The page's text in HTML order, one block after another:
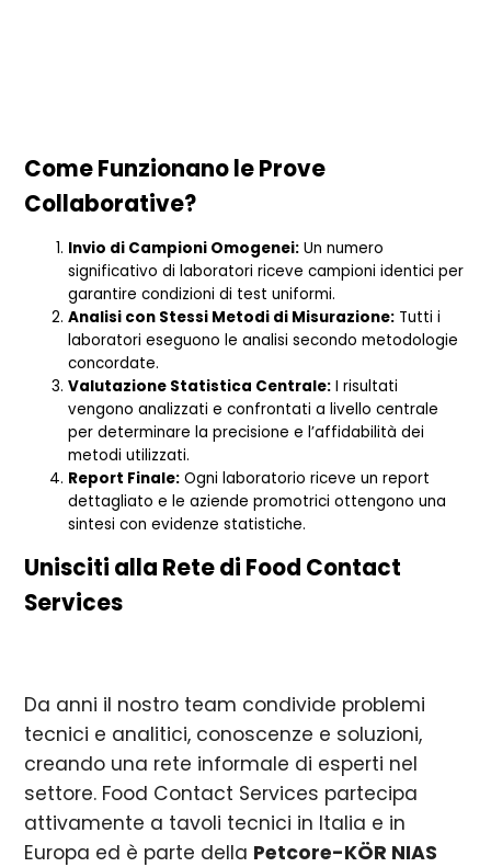
Come Funzionano le Prove
Collaborative?
Invio di Campioni Omogenei: Un numero
significativo di laboratori riceve campioni identici per
garantire condizioni di test uniformi.
Analisi con Stessi Metodi di Misurazione: Tutti i
laboratori eseguono le analisi secondo metodologie
concordate.
Valutazione Statistica Centrale: I risultati
vengono analizzati e confrontati a livello centrale
per determinare la precisione e l’affidabilità dei
metodi utilizzati.
Report Finale: Ogni laboratorio riceve un report
dettagliato e le aziende promotrici ottengono una
sintesi con evidenze statistiche.
Unisciti alla Rete di Food Contact
Services
Da anni il nostro team condivide problemi
tecnici e analitici, conoscenze e soluzioni,
creando una rete informale di esperti nel
settore. Food Contact Services partecipa
attivamente a tavoli tecnici in Italia e in
Europa ed è parte della Petcore-KÖR NIAS